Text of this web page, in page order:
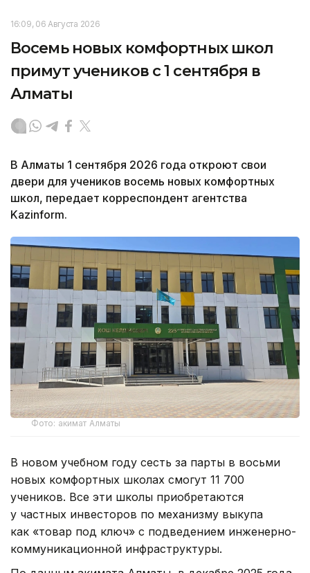
16:09, 06 Августа 2026
Восемь новых комфортных школ
примут учеников с 1 сентября в
Алматы
В Алматы 1 сентября 2026 года откроют свои
двери для учеников восемь новых комфортных
школ, передает корреспондент агентства
Kazinform.
Фото: акимат Алматы
В новом учебном году сесть за парты в восьми
новых комфортных школах смогут 11 700
учеников. Все эти школы приобретаются
у частных инвесторов по механизму выкупа
как «товар под ключ» с подведением инженерно-
коммуникационной инфраструктуры.